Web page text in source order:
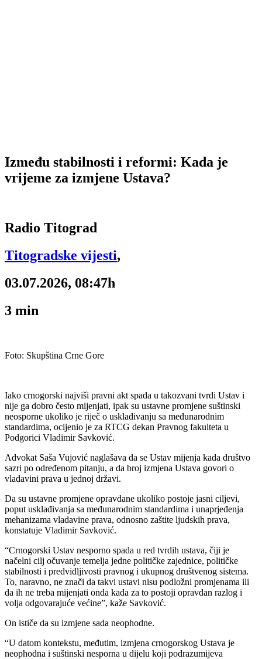
Između stabilnosti i reformi: Kada je
vrijeme za izmjene Ustava?
Radio Titograd
Titogradske vijesti,
03.07.2026, 08:47h
3 min
Foto: Skupština Crne Gore
Iako crnogorski najviši pravni akt spada u takozvani tvrdi Ustav i
nije ga dobro često mijenjati, ipak su ustavne promjene suštinski
neosporne ukoliko je riječ o usklađivanju sa međunarodnim
standardima, ocijenio je za RTCG dekan Pravnog fakulteta u
Podgorici Vladimir Savković.
Advokat Saša Vujović naglašava da se Ustav mijenja kada društvo
sazri po određenom pitanju, a da broj izmjena Ustava govori o
vladavini prava u jednoj državi.
Da su ustavne promjene opravdane ukoliko postoje jasni ciljevi,
poput usklađivanja sa međunarodnim standardima i unaprjeđenja
mehanizama vladavine prava, odnosno zaštite ljudskih prava,
konstatuje Vladimir Savković.
“Crnogorski Ustav nesporno spada u red tvrdih ustava, čiji je
načelni cilj očuvanje temelja jedne političke zajednice, političke
stabilnosti i predvidljivosti pravnog i ukupnog društvenog sistema.
To, naravno, ne znači da takvi ustavi nisu podložni promjenama ili
da ih ne treba mijenjati onda kada za to postoji opravdan razlog i
volja odgovarajuće većine”, kaže Savković.
On ističe da su izmjene sada neophodne.
“U datom kontekstu, međutim, izmjena crnogorskog Ustava je
neophodna i suštinski nesporna u dijelu koji podrazumijeva